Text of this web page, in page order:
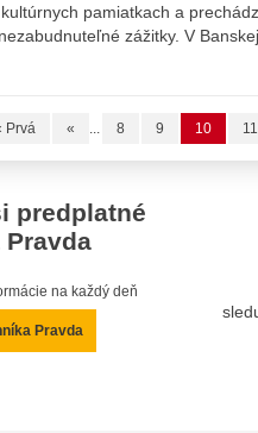
pamiatkach a
zážitky. V
Prvá « ... 8 9 10 11
predplatné
na každý deň
Pravda